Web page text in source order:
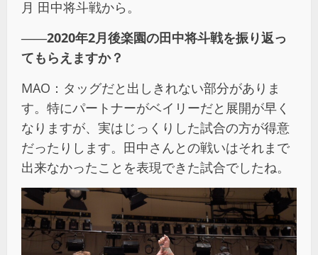
月 田中将斗戦から。
――2020年2月後楽園の田中将斗戦を振り返っ
てもらえますか？
MAO：タッグだと出しきれない部分がありま
す。特にパートナーがベイリーだと展開が早く
なりますが、実はじっくりした試合の方が得意
だったりします。田中さんとの戦いはそれまで
出来なかったことを表現できた試合でしたね。